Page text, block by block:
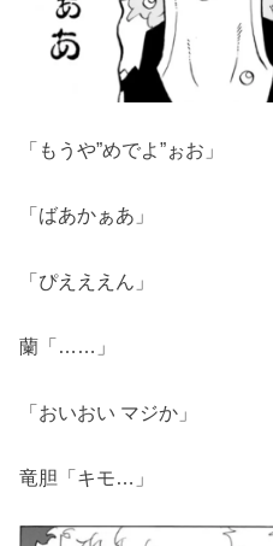
「もうや”めでよ”ぉお」
「ばあかぁあ」
「ぴえええん」
蘭「……」
「おいおい マジか」
竜胆「キモ…」